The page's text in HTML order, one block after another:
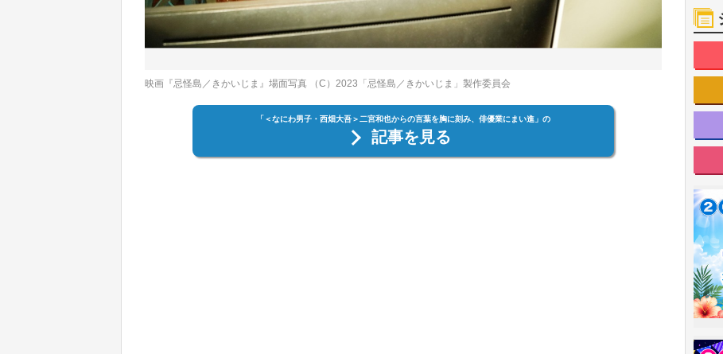
映画『忌怪島／きかいじま』場面写真 （C）2023「忌怪島／きかいじま」製作委員会
「＜なにわ男子・西畑大吾＞二宮和也からの言葉を胸に刻み、俳優業にまい進」の
記事を見る